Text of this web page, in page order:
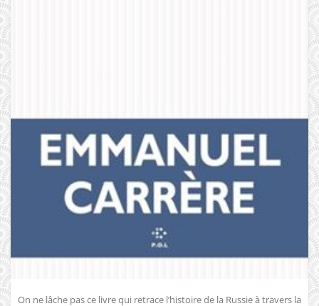
On ne lâche pas ce livre qui retrace l’histoire de la Russie à travers la